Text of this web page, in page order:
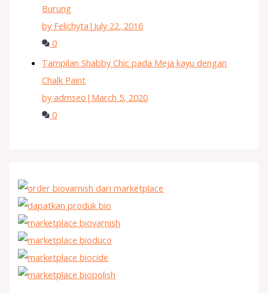
Burung
by Felichyta | July 22, 2016
0
Tampilan Shabby Chic pada Meja kayu dengan
Chalk Paint
by admseo | March 5, 2020
0